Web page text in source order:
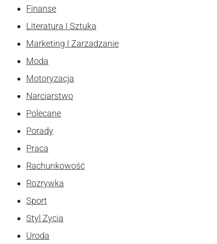
Finanse
Literatura I Sztuka
Marketing I Zarzadzanie
Moda
Motoryzacja
Narciarstwo
Polecane
Porady
Praca
Rachunkowość
Rozrywka
Sport
Styl Zycia
Uroda